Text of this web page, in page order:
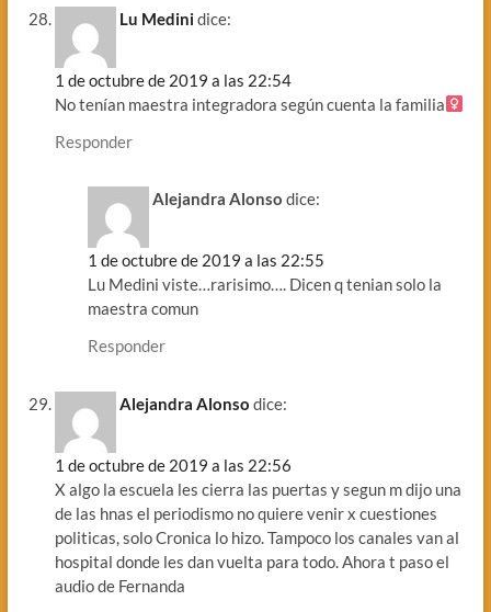
Lu Medinidice:
1 de octubre de 2019 a las 22:54
No tenían maestra integradora según cuenta la familia‍
Responder
Alejandra Alonso dice:
1 de octubre de 2019 a las 22:55
Lu Medini viste…rarisimo…. Dicen q tenian solo la
maestra comun
Responder
Alejandra Alonso dice:
1 de octubre de 2019 a las 22:56
X algo la escuela les cierra las puertas y segun m dijo una
de las hnas el periodismo no quiere venir x cuestiones
politicas, solo Cronica lo hizo. Tampoco los canales van al
hospital donde les dan vuelta para todo. Ahora t paso el
audio de Fernanda